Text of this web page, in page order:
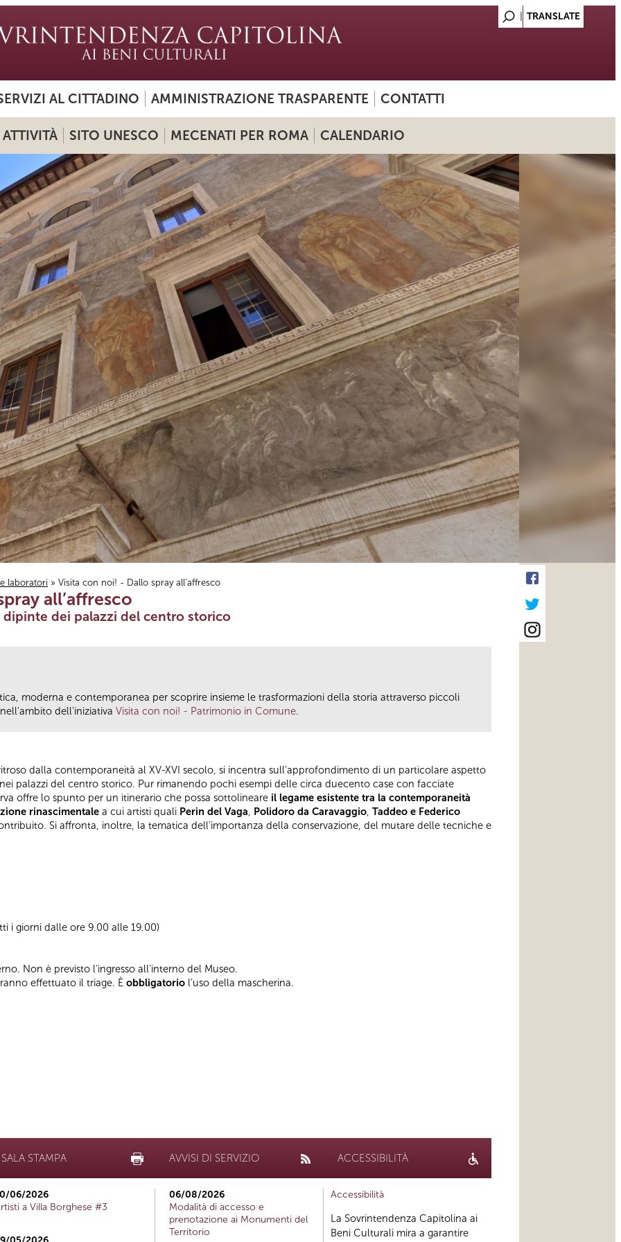
AL CITTADINO AMMINISTRAZIONE TRASPARENTE CONTATTI
ATTIVITÀ SITO UNESCO MECENATI PER ROMA CALENDARIO
laboratori » Visita con noi! - Dallo spray all’affresco
all’affresco
dei palazzi del centro storico
moderna e contemporanea per scoprire insieme le trasformazioni della storia attraverso piccoli
dell'iniziativa Visita con noi! - Patrimonio in Comune.
dalla contemporaneità al XV-XVI secolo, si incentra sull’approfondimento di un particolare aspetto
palazzi del centro storico. Pur rimanendo pochi esempi delle circa duecento case con facciate
offre lo spunto per un itinerario che possa sottolineare il legame esistente tra la contemporaneità
rinascimentale a cui artisti quali Perin del Vaga Polidoro da Caravaggio Taddeo e Federico
Si affronta, inoltre, la tematica dell’importanza della conservazione, del mutare delle tecniche e
i giorni dalle ore 9.00 alle 19.00)
Non è previsto l’ingresso all’interno del Museo.
effettuato il triage. È obbligatorio l’uso della mascherina.
SALA STAMPA
06/2026
a Villa Borghese #3
AVVISI DI SERVIZIO
06/08/2026
Modalità di accesso e
prenotazione ai Monumenti del
Territorio
ACCESSIBILITÀ
Accessibilità
La Sovrintendenza Capitolina ai
Beni Culturali mira a garantire